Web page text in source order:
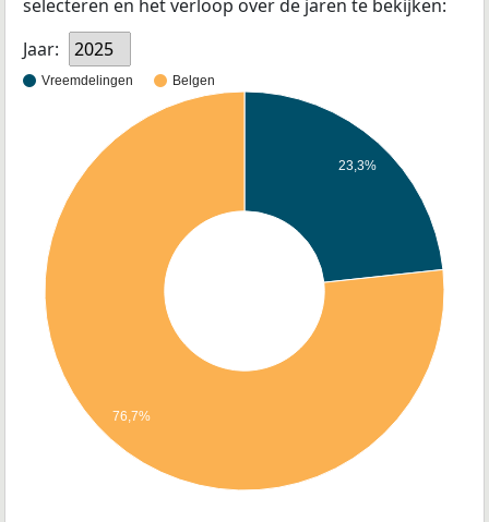
selecteren en het verloop over de jaren te bekijken:
Jaar:
2025
Vreemdelingen Belgen
23,3%
76,7%